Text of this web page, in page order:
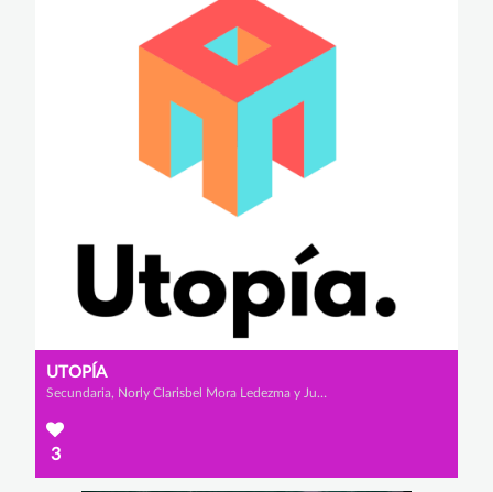
UTOPÍA
Secundaria, Norly Clarisbel Mora Ledezma y Juan Diego Valencia Valencia
3